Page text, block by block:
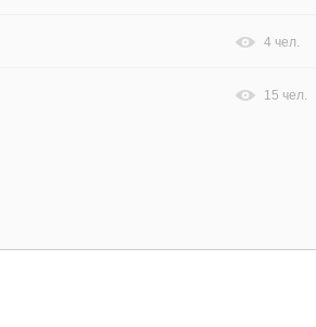
4 чел.
15 чел.